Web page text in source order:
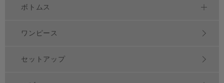
ボトムス
ワンピース
セットアップ